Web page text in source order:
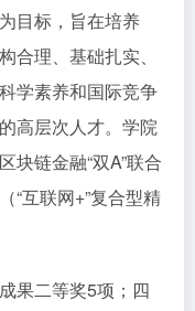
目标，旨在培养
合理、基础扎实、
学素养和国际竞争
高层次人才。学院
块链金融“双A”联合
“互联网+”复合型精
果二等奖5项；四